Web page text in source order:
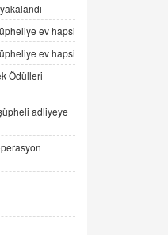
ve dijital
Etse...
ev hapsi
ev hapsi
Ödülleri
adliyeye